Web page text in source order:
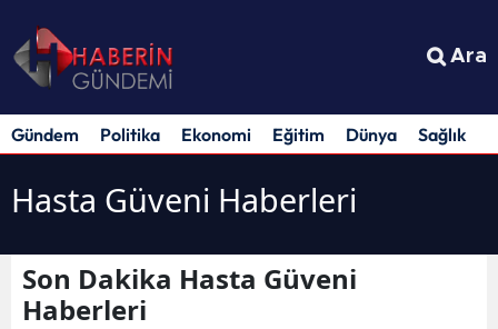
Ara
Gündem Politika Ekonomi Eğitim Dünya Sağlık
Hasta Güveni Haberleri
Son Dakika Hasta Güveni
Haberleri